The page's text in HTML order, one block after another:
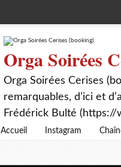
Orga Soirées
Orga Soirées Cerises
remarquables, d’ici et
Frédérick Bulté
Accueil Instagram